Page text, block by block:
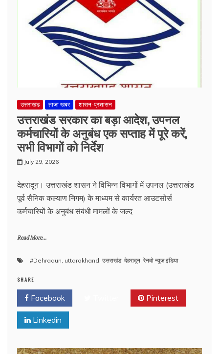
उत्तराखंड ताजा खबर शासन-प्रशासन
उत्तराखंड सरकार का बड़ा आदेश, उपनल
कर्मचारियों के अनुबंध एक सप्ताह में पूरे करें,
सभी विभागों को निर्देश
July 29, 2026
देहरादून। उत्तराखंड शासन ने विभिन्न विभागों में उपनल (उत्तराखंड
पूर्व सैनिक कल्याण निगम) के माध्यम से कार्यरत आउटसोर्स
कर्मचारियों के अनुबंध संबंधी मामलों के जल्द
Read More...
#Dehradun, uttarakhand, उत्तराखंड, देहरादून, रेनबो न्यूज़ इंडिया
SHARE
Facebook Pinterest
Linkedin